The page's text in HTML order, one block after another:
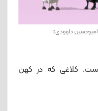
داوودی»
است. کلاغی که در کهن‌